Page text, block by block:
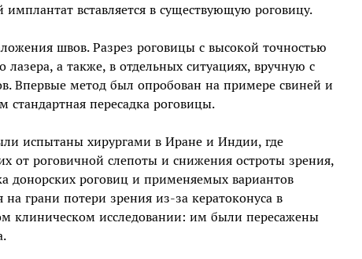
вставляется в существующую роговицу.
швов. Разрез роговицы с высокой точностью
а также, в отдельных ситуациях, вручную с
Впервые метод был опробован на примере свиней и
стандартная пересадка роговицы.
испытаны хирургами в Иране и Индии, где
от роговичной слепоты и снижения остроты зрения,
донорcких роговиц и применяемых вариантов
грани потери зрения из-за кератоконуса в
клиническом исследовании: им были пересажены